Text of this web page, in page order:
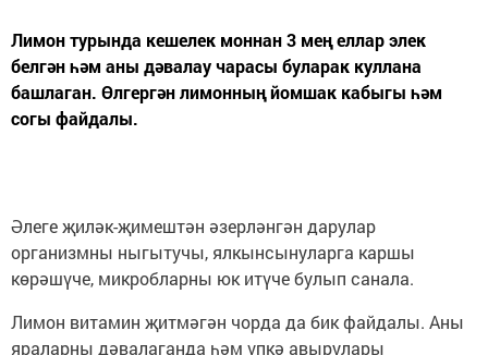
Лимон турында кешелек моннан 3 мең еллар элек
белгән һәм аны дәвалау чарасы буларак куллана
башлаган. Өлгергән лимонның йомшак кабыгы һәм
согы файдалы.
Әлеге җиләк-җимештән әзерләнгән дарулар
организмны ныгытучы, ялкынсынуларга каршы
көрәшүче, микробларны юк итүче булып санала.
Лимон витамин җитмәгән чорда да бик файдалы. Аны
яраларны дәвалаганда һәм үпкә авырулары